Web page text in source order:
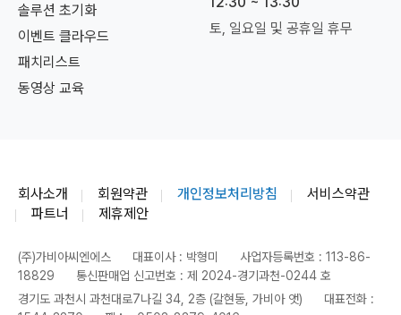
솔루션 초기화
이벤트 클라우드
패치리스트
동영상 교육
토, 일요일 및 공휴일 휴무
회사소개 회원약관 개인정보처리방침
서비스약관
파트너
제휴제안
(주)가비아씨엔에스 대표이사 : 박형미
사업자등록번호 : 113-86-
18829
통신판매업 신고번호 : 제 2024-경기과천-0244 호
경기도 과천시 과천대로7나길 34, 2층 (갈현동, 가비아 앳)
대표전화 :